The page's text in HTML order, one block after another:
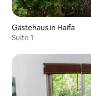
Gästehaus in Haifa
Suite 1